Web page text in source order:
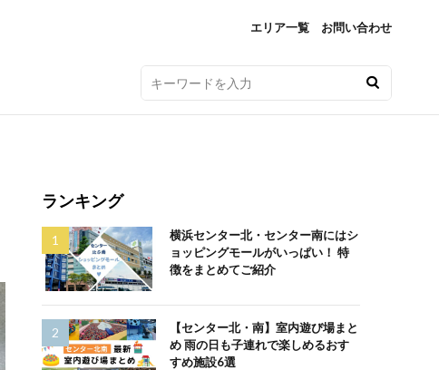
エリア一覧 お問い合わせ
ランキング
横浜センター北・センター南にはシ
ョッピングモールがいっぱい！ 特
徴をまとめてご紹介
【センター北・南】室内遊び場まと
め 雨の日も子連れで楽しめるおす
すめ施設6選